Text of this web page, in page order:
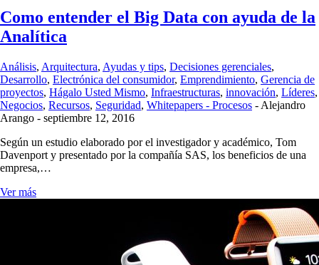
Como entender el Big Data con ayuda de la
Analítica
Análisis, Arquitectura, Ayudas y tips, Decisiones gerenciales,
Desarrollo, Electrónica del consumidor, Emprendimiento, Gerencia de
proyectos, Hágalo Usted Mismo, Infraestructuras, innovación, Líderes,
Negocios, Recursos, Seguridad, Whitepapers - Procesos - Alejandro
Arango - septiembre 12, 2016
Según un estudio elaborado por el investigador y académico, Tom
Davenport y presentado por la compañía SAS, los beneficios de una
empresa,…
Ver más